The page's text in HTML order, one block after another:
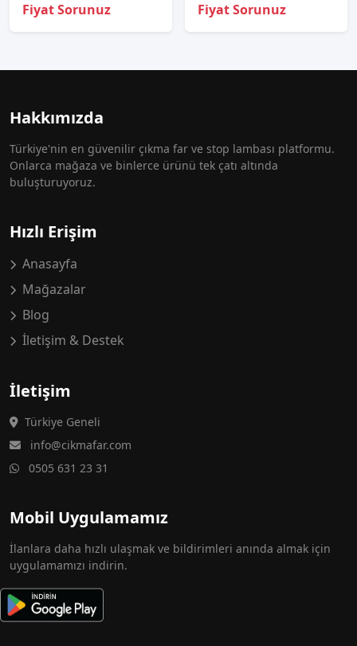
Fiyat Sorunuz Fiyat Sorunuz
Hakkımızda
Türkiye'nin en güvenilir çıkma far ve stop lambası platformu.
Onlarca mağaza ve binlerce ürünü tek çatı altında
buluşturuyoruz.
Hızlı Erişim
Anasayfa
Mağazalar
Blog
İletişim & Destek
İletişim
Türkiye Geneli
info@cikmafar.com
0505 631 23 31
Mobil Uygulamamız
İlanlara daha hızlı ulaşmak ve bildirimleri anında almak için
uygulamamızı indirin.